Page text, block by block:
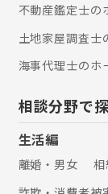
不動産鑑定士の
土地家屋調査士
海事代理士のホ
相談分野で
生活編
離婚・男女